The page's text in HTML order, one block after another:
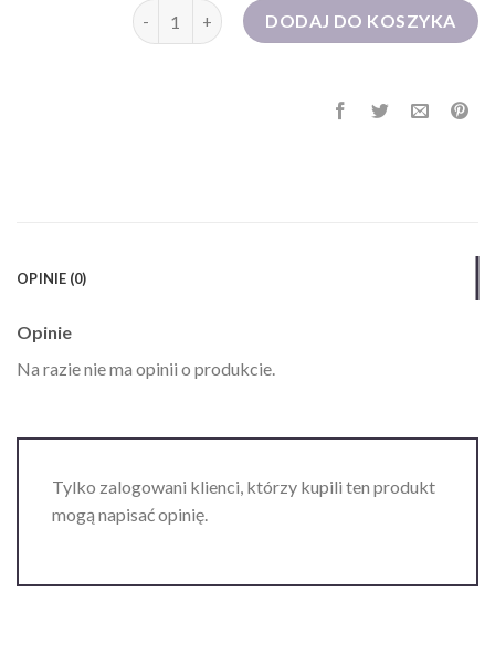
ilość sukienka fuksjaDODAJ DO KOSZYKA
OPINIE (0)
Opinie
Na razie nie ma opinii o produkcie.
Tylko zalogowani klienci, którzy kupili ten produkt
mogą napisać opinię.